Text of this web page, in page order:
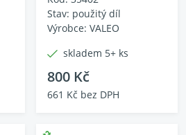
Stav: použitý díl
Výrobce: VALEO
skladem 5+ ks
800 Kč
661 Kč bez DPH